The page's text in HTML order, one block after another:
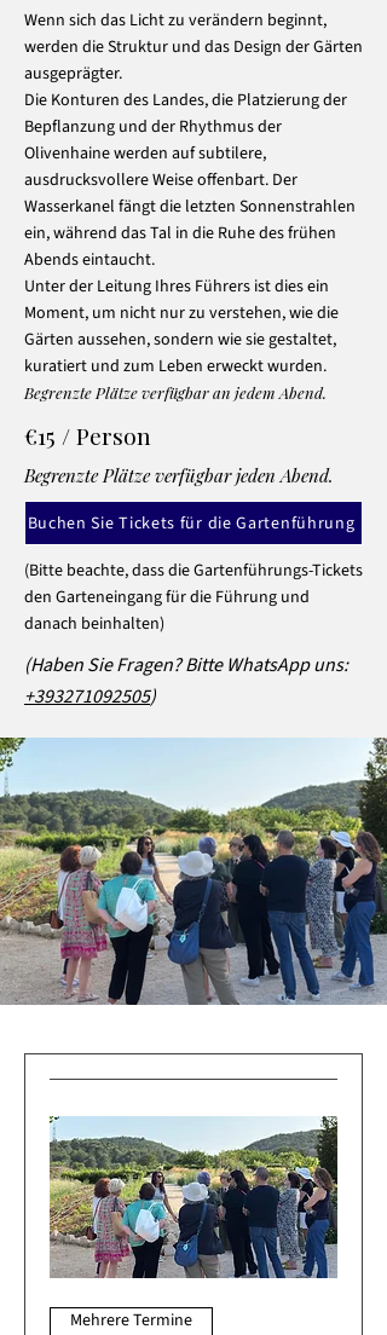
Wenn sich das Licht zu verändern beginnt,
werden die Struktur und das Design der Gärten
ausgeprägter.
Die Konturen des Landes, die Platzierung der
Bepflanzung und der Rhythmus der
Olivenhaine werden auf subtilere,
ausdrucksvollere Weise offenbart. Der
Wasserkanel fängt die letzten Sonnenstrahlen
ein, während das Tal in die Ruhe des frühen
Abends eintaucht.
Unter der Leitung Ihres Führers ist dies ein
Moment, um nicht nur zu verstehen, wie die
Gärten aussehen, sondern wie sie gestaltet,
kuratiert und zum Leben erweckt wurden.
Begrenzte Plätze verfügbar an jedem Abend.
€15 / Person
Begrenzte Plätze verfügbar jeden Abend.
Buchen Sie Tickets für die Gartenführung
(Bitte beachte, dass die Gartenführungs-Tickets
den Garteneingang für die Führung und
danach beinhalten)
(Haben Sie Fragen? Bitte WhatsApp uns:
+393271092505)
Mehrere Termine